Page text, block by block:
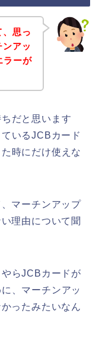
思っ
アッ
ラーが
だと思います
いるJCBカード
時にだけ使えな
マーチンアップ
理由について聞
らJCBカードが
、マーチンアッ
ったみたいなん